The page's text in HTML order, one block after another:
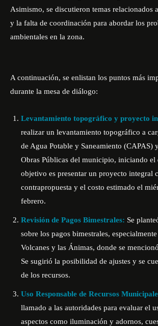
Asimismo, se discutieron temas relacionados
y la falta de coordinación para abordar los
ambientales en la zona.
A continuación, se enlistan los puntos más
durante la mesa de diálogo:
Levantamiento topográfico y proyecto
realizar un levantamiento topográfico a
de Agua Potable y Saneamiento (CAPAS)
Obras Públicas del municipio, iniciando el
objetivo es presentar un proyecto integral
contrapropuesta y el costo estimado el
febrero.
Revisión de Pagos Bimestrales: Se
sobre los pagos bimestrales,
Volcanes y las Ánimas, donde se
Se sugirió la posibilidad de ajustes y se
de los recursos.
Uso Responsable de Recursos
llamado a las autoridades para evaluar el
aspectos como iluminación y adornos,